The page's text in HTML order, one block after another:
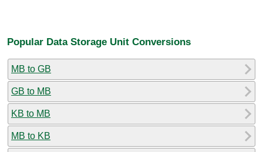
Popular Data Storage Unit Conversions
MB to GB
GB to MB
KB to MB
MB to KB